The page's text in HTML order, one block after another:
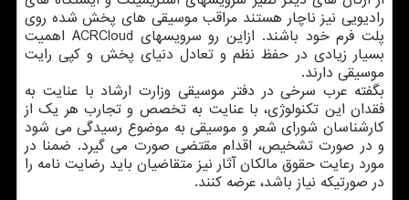
رادیویی نیز ناچار هستند مراقب موسیقی های پخش شده روی
پلت فرم خود باشند. ازاین رو سرویسهای ACRCloud اهمیت
بسیار زیادی در حفظ نظم و تعادل دنیای پخش و کپی رایت
موسیقی دارند.
بگفته عرب سرخی در دفتر موسیقی وزارت ارشاد با عنایت به
فقدان این تکنولوژی، با عنایت به تخصص و تجارب هر یک از
کارشناسان شورای شعر و موسیقی به موضوع رسیدگی می شود
و در صورت تشخیص، اقدام مقتضی صورت می گیرد. ضمنا در
مورد رعایت حقوق مالکان آثار نیز متقاضیان باید رضایت نامه را
در صورتیکه نیاز باشد، عرضه کنند.